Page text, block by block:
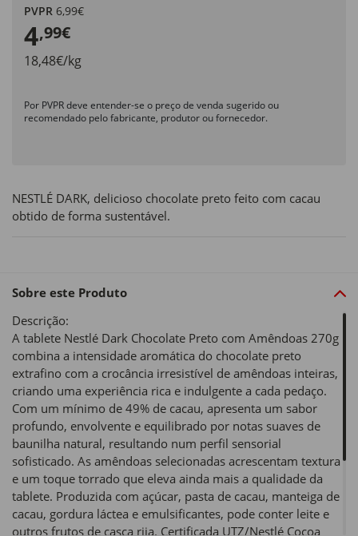
PVPR 6,99€
4,99€
18,48€/kg
Por PVPR deve entender-se o preço de venda sugerido ou
recomendado pelo fabricante, produtor ou fornecedor.
NESTLÉ DARK, delicioso chocolate preto feito com cacau
obtido de forma sustentável.
Sobre este Produto
Descrição:
A tablete Nestlé Dark Chocolate Preto com Amêndoas 270g
combina a intensidade aromática do chocolate preto
extrafino com a crocância irresistível de amêndoas inteiras,
criando uma experiência rica e indulgente a cada pedaço.
Com um mínimo de 49% de cacau, apresenta um sabor
profundo, envolvente e equilibrado por notas suaves de
baunilha natural, resultando num perfil sensorial
sofisticado. As amêndoas selecionadas acrescentam textura
e um toque torrado que eleva ainda mais a qualidade da
tablete. Produzida com açúcar, pasta de cacau, manteiga de
cacau, gordura láctea e emulsificantes, pode conter leite e
outros frutos de casca rija. Certificada UTZ/Nestlé Cocoa